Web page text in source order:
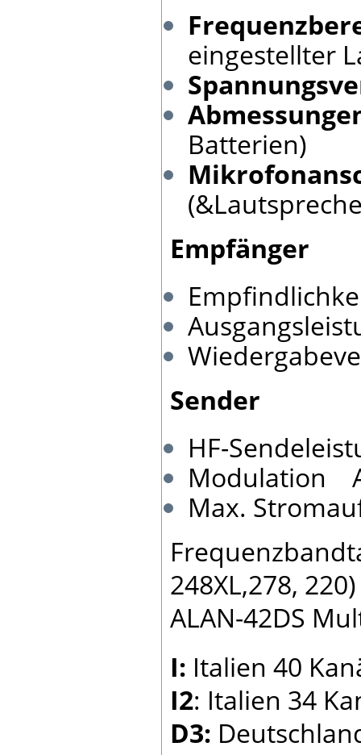
eingestellter
Batterien)
Empfänger
Sender
HF-
Modulation
Max.
248XL,278,
ALAN-42DS
I: Italien 40
I2: Italien 34
D3: